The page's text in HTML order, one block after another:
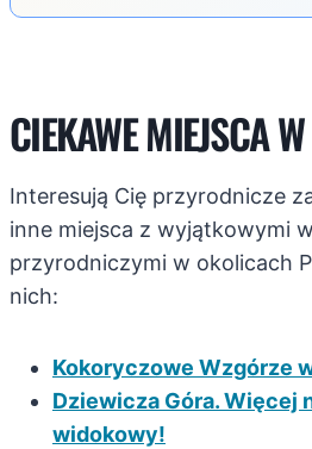
CIEKAWE MIEJSCA
Interesują Cię przyrodnicze
inne miejsca z wyjątkowymi
przyrodniczymi w okolicach
nich:
Kokoryczowe Wzgórze
Dziewicza Góra. Więcej
widokowy!